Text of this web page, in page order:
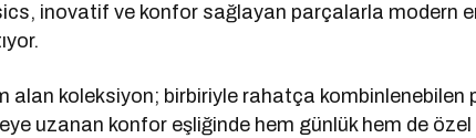
inovatif ve konfor sağlayan parçalarla modern
alan koleksiyon; birbiriyle rahatça kombinlenebilen
uzanan konfor eşliğinde hem günlük hem de özel